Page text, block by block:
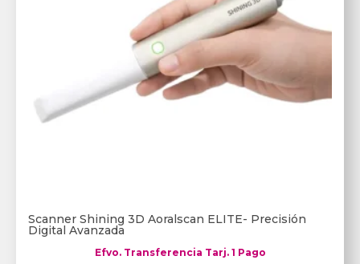
Scanner Shining 3D Aoralscan ELITE- Precisión
Digital Avanzada
Efvo. Transferencia Tarj. 1 Pago